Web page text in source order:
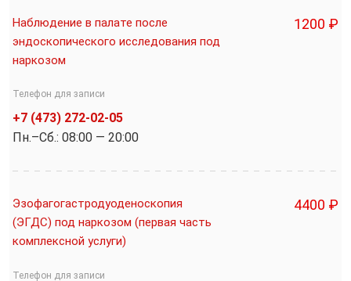
Наблюдение в палате после
эндоскопического исследования под
наркозом
1200 ₽
Телефон для записи
+7 (473) 272-02-05
Пн.–Cб.: 08:00 — 20:00
Эзофагогастродуоденоскопия
(ЭГДС) под наркозом (первая часть
комплексной услуги)
4400 ₽
Телефон для записи